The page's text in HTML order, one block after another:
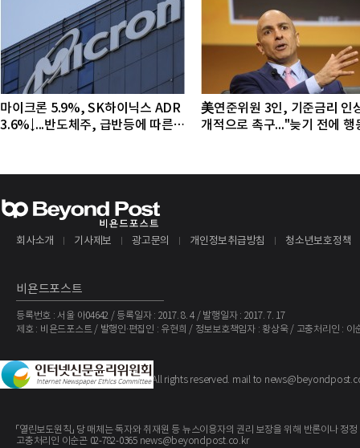
마이크론 5.9%, SK하이닉스 ADR
3.6%↓...반도체주, 급반등에 따른
美연준위원 3인, 기준금리 인
개적으로 촉구..."늦기 전에 행
회사소개 기사제보 광고문의 개인정보취급방침 청소년보호정책
비욘드포스트
등록번호 : 서울 아04642 / 등록일자 : 2017. 8. 4 / 발행일자 : 2017. 7. 17
제호 : 비욘드포스트 / 발행인·편집인 : 유현희 / 정보보호책임자 : 황상욱 / 고충처리인 : 이
Copyright ©The BeyondPost. All rights reserved. mail to
「열린보도원칙」 당 매체는 독자와 취재원 등 뉴스이용자의 권리 보장을 위해 반론이나
고충처리인 이순곤 02-782-0365 news@beyondpost.co.kr